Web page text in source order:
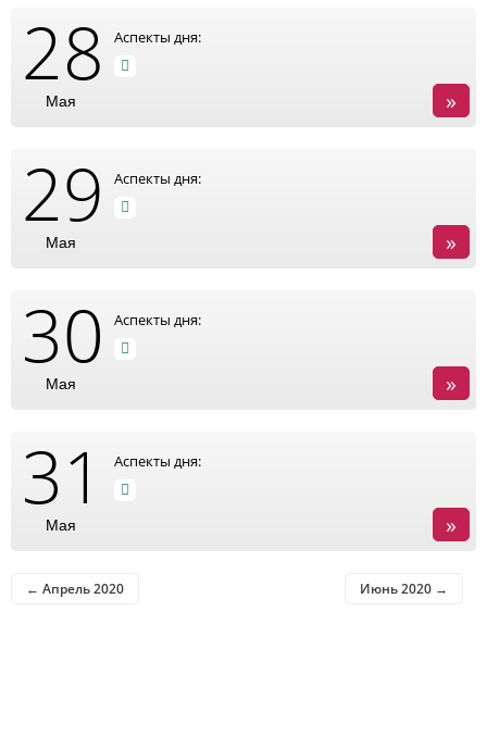
28
Мая
Аспекты дня:
»
29
Мая
Аспекты дня:
»
30
Мая
Аспекты дня:
»
31
Мая
Аспекты дня:
»
← Апрель 2020 Июнь 2020 →